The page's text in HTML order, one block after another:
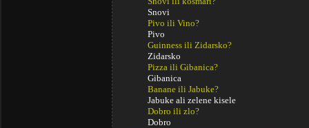
Snovi
Pivo ili Vino?
Pivo
Guinness ili Zidarsko?
Zidarsko
Pizza ili Gibanica?
Gibanica
Banane ili Jabuke?
Jabuke ali zelene kisele
Dobro ili zlo?
Dobro